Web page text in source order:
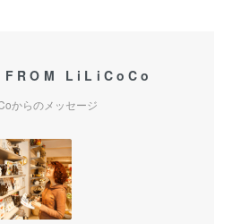
FROM LiLiCoCo
からのメッセージ